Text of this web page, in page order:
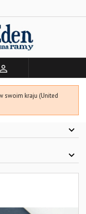

swoim kraju (United